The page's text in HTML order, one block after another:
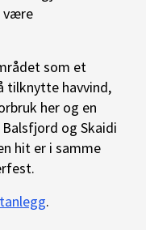
være
som et
tilknytte havvind,
her og en
og Skaidi
hit er i samme
.